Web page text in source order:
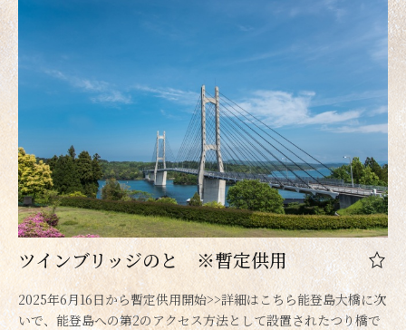
ツインブリッジのと ※暫定供用
2025年6月16日から暫定供用開始>>詳細はこちら能登島大橋に次
いで、能登島への第2のアクセス方法として設置されたつり橋で